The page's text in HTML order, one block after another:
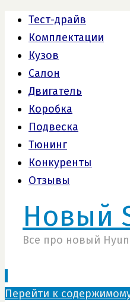
Тест-драйв
Комплектации
Кузов
Салон
Двигатель
Коробка
Подвеска
Тюнинг
Конкуренты
Отзывы
Новый
Все про новый
Перейти к